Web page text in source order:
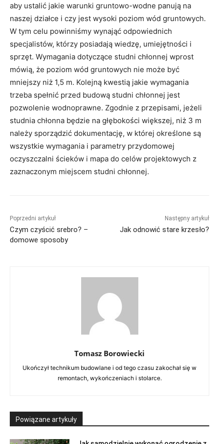
aby ustalić jakie warunki gruntowo-wodne panują na
naszej działce i czy jest wysoki poziom wód gruntowych.
W tym celu powinniśmy wynająć odpowiednich
specjalistów, którzy posiadają wiedzę, umiejętności i
sprzęt. Wymagania dotyczące studni chłonnej wprost
mówią, że poziom wód gruntowych nie może być
mniejszy niż 1,5 m. Kolejną kwestią jakie wymagania
trzeba spełnić przed budową studni chłonnej jest
pozwolenie wodnoprawne. Zgodnie z przepisami, jeżeli
studnia chłonna będzie na głębokości większej, niż 3 m
należy sporządzić dokumentację, w której określone są
wszystkie wymagania i parametry przydomowej
oczyszczalni ścieków i mapa do celów projektowych z
zaznaczonym miejscem studni chłonnej.
Poprzedni artykuł
Czym czyścić srebro? –
domowe sposoby
Następny artykuł
Jak odnowić stare krzesło?
Tomasz Borowiecki
Ukończył technikum budowlane i od tego czasu zakochał się w
remontach, wykończeniach i stolarce.
Powiązane artykuły